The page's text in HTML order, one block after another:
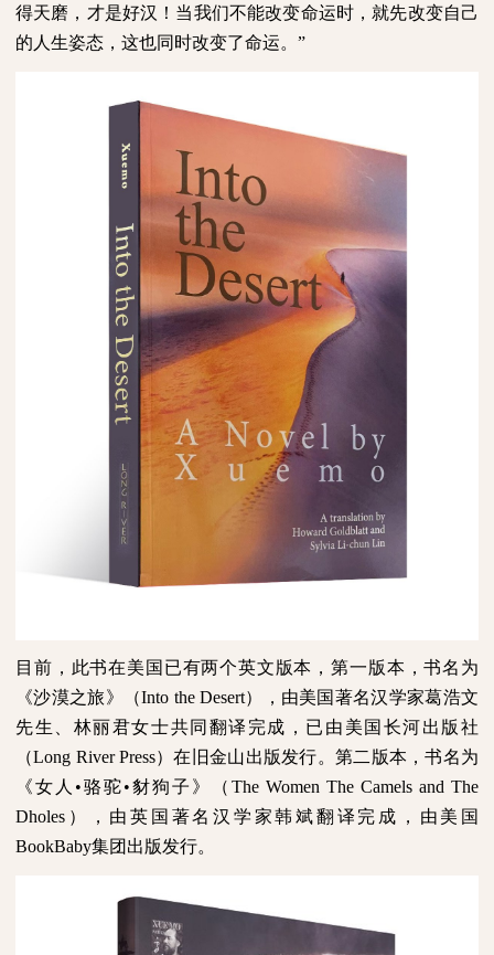
得天磨，才是好汉！当我们不能改变命运时，就先改变自己
的人生姿态，这也同时改变了命运。”
目前，此书在美国已有两个英文版本，第一版本，书名为
《沙漠之旅》（Into the Desert），由美国著名汉学家葛浩文
先生、林丽君女士共同翻译完成，已由美国长河出版社
（Long River Press）在旧金山出版发行。第二版本，书名为
《女人•骆驼•豺狗子》（ The Women The Camels and The
Dholes ），由英国著名汉学家韩斌翻译完成，由美国
BookBaby集团出版发行。